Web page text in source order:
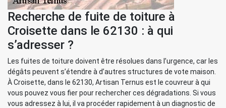
Recherche de fuite de toiture à
Croisette dans le 62130 : à qui
s’adresser ?
Les fuites de toiture doivent être résolues dans l’urgence, car les
dégâts peuvent s’étendre à d’autres structures de vote maison.
À Croisette, dans le 62130, Artisan Ternus est le couvreur à qui
vous pouvez vous fier pour rechercher ces dégradations. Si vous
vous adressez à lui, il va procéder rapidement à un diagnostic de